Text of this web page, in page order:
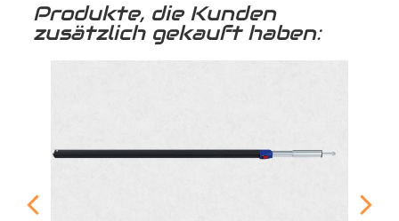
Produkte, die Kunden
zusätzlich gekauft haben: